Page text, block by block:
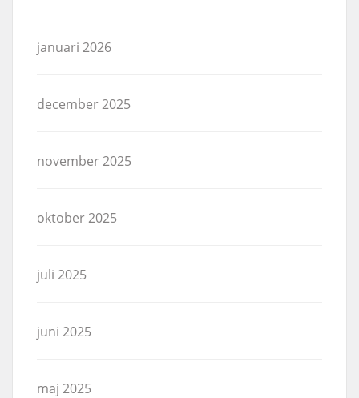
januari 2026
december 2025
november 2025
oktober 2025
juli 2025
juni 2025
maj 2025